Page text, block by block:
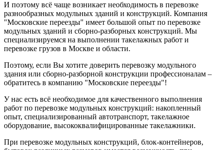
И поэтому всё чаще возникает необходимость в перевозке
разнообразных модульных зданий и конструкций. Компания
"Московские переезды" имеет большой опыт по перевозке
модульных зданий и сборно-разборных конструкций. Мы
специализируемся на выполнении такелажных работ и
перевозке грузов в Москве и области.
Поэтому, если Вы хотите доверить перевозку модульного
здания или сборно-разборной конструкции профессионалам –
обратитесь в компанию "Московские переезды"!
У нас есть всё необходимое для качественного выполнения
работ по перевозке модульных конструкций: накопленный
опыт, специализированный автотранспорт, такелажное
оборудование, высококвалифицированные такелажники.
При перевозке модульных конструкций, блок-контейнеров,